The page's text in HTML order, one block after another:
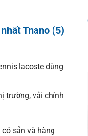
Tnano (5)
lacoste dùng
trường, vải chính
sẵn và hàng